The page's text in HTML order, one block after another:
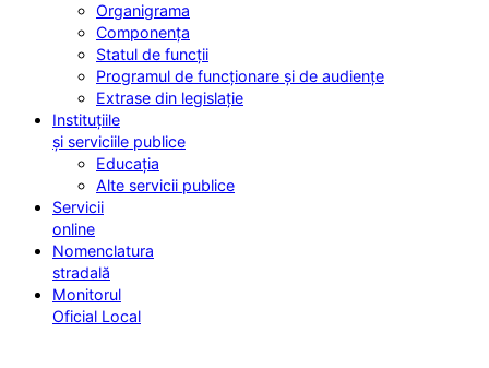
Organigrama
Componența
Statul de funcții
Programul de funcționare și de audiențe
Extrase din legislație
Instituțiile
și serviciile publice
Educația
Alte servicii publice
Servicii
online
Nomenclatura
stradală
Monitorul
Oficial Local